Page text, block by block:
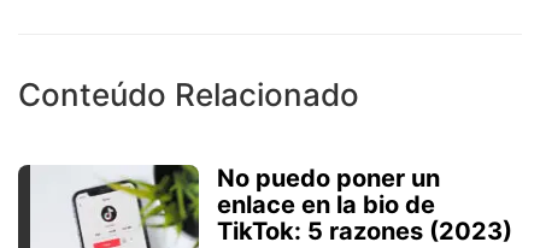
Conteúdo Relacionado
No puedo poner un
enlace en la bio de
TikTok: 5 razones (2023)